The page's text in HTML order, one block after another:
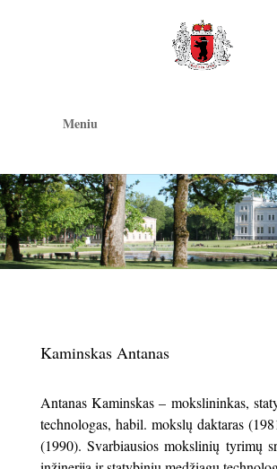
Meniu
Kaminskas Antanas
Antanas Kaminskas – mokslininkas,
technologas, habil. mokslų daktaras
(1990). Svarbiausios mokslinių tyrimų